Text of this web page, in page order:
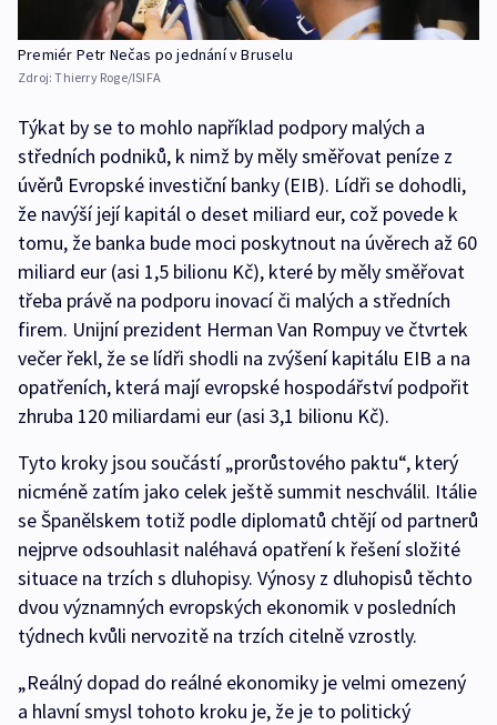
Premiér Petr Nečas po jednání v Bruselu
Zdroj:Thierry Roge/ISIFA
Týkat by se to mohlo například podpory malých a
středních podniků, k nimž by měly směřovat peníze z
úvěrů Evropské investiční banky (EIB). Lídři se dohodli,
že navýší její kapitál o deset miliard eur, což povede k
tomu, že banka bude moci poskytnout na úvěrech až 60
miliard eur (asi 1,5 bilionu Kč), které by měly směřovat
třeba právě na podporu inovací či malých a středních
firem. Unijní prezident Herman Van Rompuy ve čtvrtek
večer řekl, že se lídři shodli na zvýšení kapitálu EIB a na
opatřeních, která mají evropské hospodářství podpořit
zhruba 120 miliardami eur (asi 3,1 bilionu Kč).
Tyto kroky jsou součástí „prorůstového paktu“, který
nicméně zatím jako celek ještě summit neschválil. Itálie
se Španělskem totiž podle diplomatů chtějí od partnerů
nejprve odsouhlasit naléhavá opatření k řešení složité
situace na trzích s dluhopisy. Výnosy z dluhopisů těchto
dvou významných evropských ekonomik v posledních
týdnech kvůli nervozitě na trzích citelně vzrostly.
„Reálný dopad do reálné ekonomiky je velmi omezený
a hlavní smysl tohoto kroku je, že je to politický